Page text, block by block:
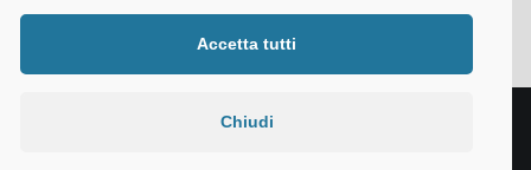
Accetta tutti
Chiudi